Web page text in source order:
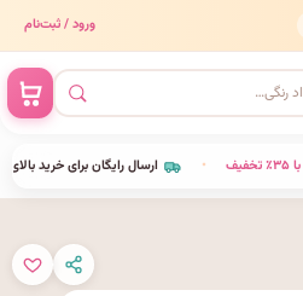
ورود / ثبت‌نام
ارسال رایگان برای خرید بالای •